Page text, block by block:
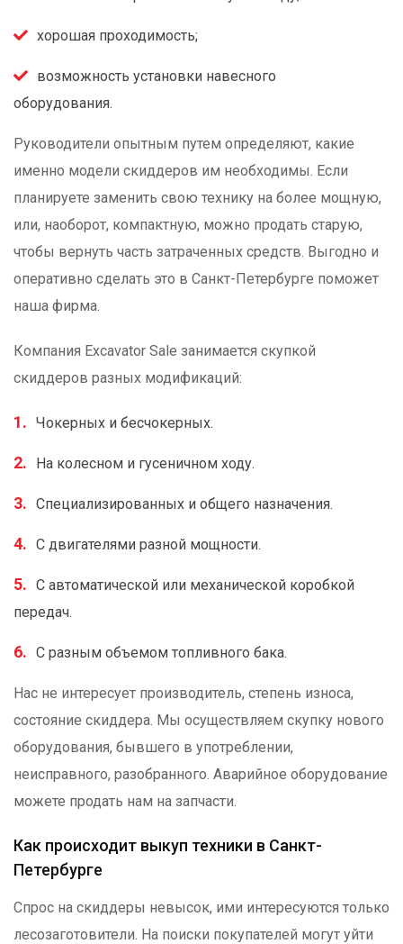
хорошая проходимость;
возможность установки навесного
оборудования.
Руководители опытным путем определяют, какие
именно модели скиддеров им необходимы. Если
планируете заменить свою технику на более мощную,
или, наоборот, компактную, можно продать старую,
чтобы вернуть часть затраченных средств. Выгодно и
оперативно сделать это в Санкт-Петербурге поможет
наша фирма.
Компания Excavator Sale занимается скупкой
скиддеров разных модификаций:
Чокерных и бесчокерных.
На колесном и гусеничном ходу.
Специализированных и общего назначения.
С двигателями разной мощности.
С автоматической или механической коробкой
передач.
С разным объемом топливного бака.
Нас не интересует производитель, степень износа,
состояние скиддера. Мы осуществляем скупку нового
оборудования, бывшего в употреблении,
неисправного, разобранного. Аварийное оборудование
можете продать нам на запчасти.
Как происходит выкуп техники в Санкт-
Петербурге
Спрос на скиддеры невысок, ими интересуются только
лесозаготовители. На поиски покупателей могут уйти